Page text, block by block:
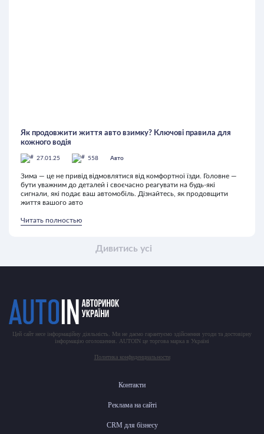
Дивитись усі
Як продовжити життя авто взимку? Ключові правила для
кожного водія
27.01.25 558 Авто
Зима — це не привід відмовлятися від комфортної їзди. Головне —
бути уважним до деталей і своєчасно реагувати на будь-які
сигнали, які подає ваш автомобіль. Дізнайтесь, як продовщити
життя вашого авто
Читать полностью
Цей сайт несе інформаційну діяльність. Ми не даємо гарантуємо здійснення угоди та достовірну
інформацію оголошення. AUTOIN це торгова марка в Україні
Политика конфиденциальности
Контакти
Реклама на сайті
CRM для бізнесу